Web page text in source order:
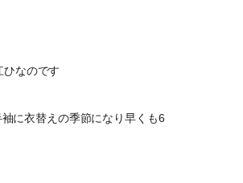
ひなのです
に衣替えの季節になり早くも6